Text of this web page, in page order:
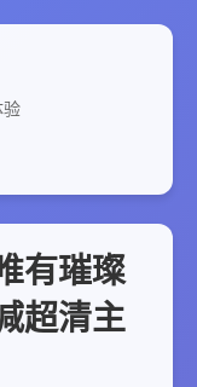
验
有璀璨
超清主